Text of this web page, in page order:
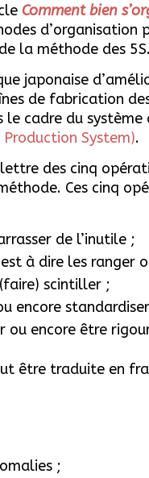
Comment bien
d’organisation
la méthode des
japonaise
de fabrication
le cadre du
Production System).
des cinq
Ces cinq
de l’inutile ;
à dire les ranger
scintiller ;
encore
ou encore être
être traduite en
;